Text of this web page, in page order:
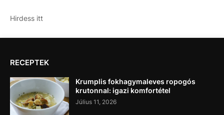
Hirdess itt
RECEPTEK
Krumplis fokhagymaleves ropogós
krutonnal: igazi komfortétel
Július 11, 2026